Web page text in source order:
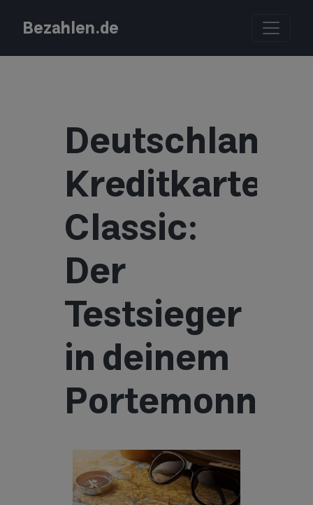
Bezahlen.de
Deutschland-
Kreditkarte
Classic:
Der
Testsieger
in deinem
Portemonnaie